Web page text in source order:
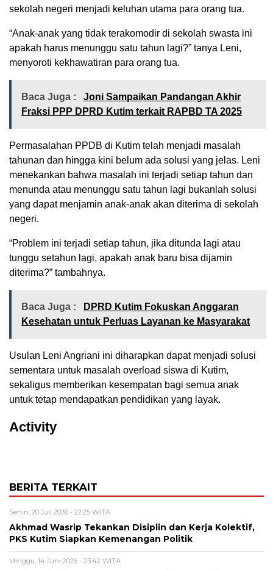
sekolah negeri menjadi keluhan utama para orang tua.
“Anak-anak yang tidak terakomodir di sekolah swasta ini
apakah harus menunggu satu tahun lagi?” tanya Leni,
menyoroti kekhawatiran para orang tua.
Baca Juga :
Joni Sampaikan Pandangan Akhir
Fraksi PPP DPRD Kutim terkait RAPBD TA 2025
Permasalahan PPDB di Kutim telah menjadi masalah
tahunan dan hingga kini belum ada solusi yang jelas. Leni
menekankan bahwa masalah ini terjadi setiap tahun dan
menunda atau menunggu satu tahun lagi bukanlah solusi
yang dapat menjamin anak-anak akan diterima di sekolah
negeri.
“Problem ini terjadi setiap tahun, jika ditunda lagi atau
tunggu setahun lagi, apakah anak baru bisa dijamin
diterima?” tambahnya.
Baca Juga :
DPRD Kutim Fokuskan Anggaran
Kesehatan untuk Perluas Layanan ke Masyarakat
Usulan Leni Angriani ini diharapkan dapat menjadi solusi
sementara untuk masalah overload siswa di Kutim,
sekaligus memberikan kesempatan bagi semua anak
untuk tetap mendapatkan pendidikan yang layak.
Activity
BERITA TERKAIT
Senin, 20 Juli 2026 - 22:25 WITA
Akhmad Wasrip Tekankan Disiplin dan Kerja Kolektif,
PKS Kutim Siapkan Kemenangan Politik
Minggu, 14 Juni 2026 - 23:42 WITA